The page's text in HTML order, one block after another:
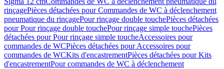
rinçagePièces détachées pour Commandes de WC à déclenchement
pneumatique du rinçagePour rinçage double touchePièces détachées
pour Pour rinçage double touchePour rinçage simple touchePièces
détachées pour Pour rinçage simple toucheAccessoires pour
commandes de WCPièces détachées pour Accessoires pour
commandes de WCKits d'encastrementPièces détachées pour Kits
d'encastrementPour commandes de WC à déclenchement